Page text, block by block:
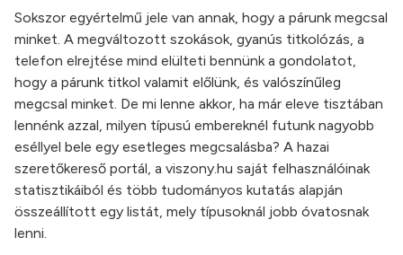
Sokszor egyértelmű jele van annak, hogy a párunk megcsal
minket. A megváltozott szokások, gyanús titkolózás, a
telefon elrejtése mind elülteti bennünk a gondolatot,
hogy a párunk titkol valamit előlünk, és valószínűleg
megcsal minket. De mi lenne akkor, ha már eleve tisztában
lennénk azzal, milyen típusú embereknél futunk nagyobb
eséllyel bele egy esetleges megcsalásba? A hazai
szeretőkereső portál, a viszony.hu saját felhasználóinak
statisztikáiból és több tudományos kutatás alapján
összeállított egy listát, mely típusoknál jobb óvatosnak
lenni.